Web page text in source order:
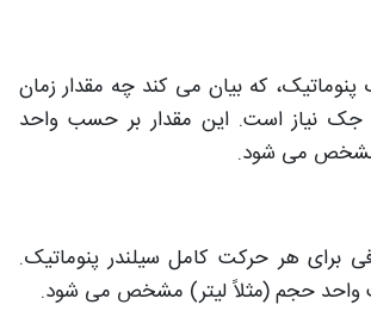
که بیان می کند چه مقدار زمان
نیاز است. این مقدار بر حسب واحد
مشخص می شود.
برای هر حرکت کامل سیلندر پنوماتیک.
واحد حجم (مثلاً لیتر) مشخص می شود.